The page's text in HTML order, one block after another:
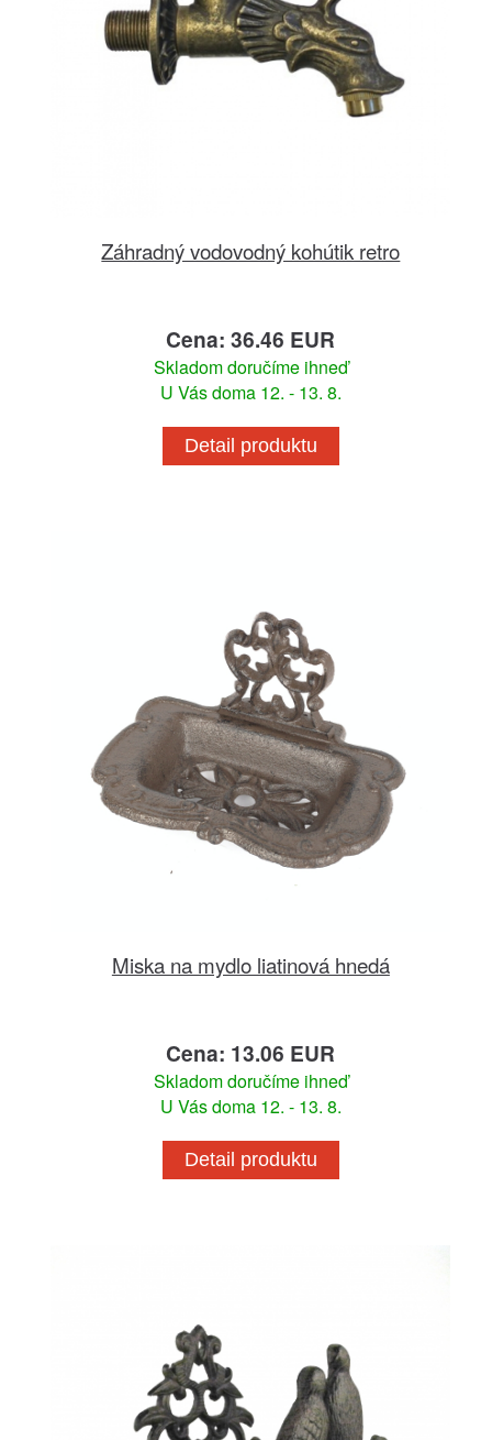
Záhradný vodovodný kohútik retro
Cena: 36.46 EUR
Skladom doručíme ihneď
U Vás doma 12. - 13. 8.
Detail produktu
Miska na mydlo liatinová hnedá
Cena: 13.06 EUR
Skladom doručíme ihneď
U Vás doma 12. - 13. 8.
Detail produktu